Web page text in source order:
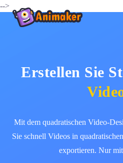
-->
Erstellen Sie
Mit dem quadratischen Video-
Sie schnell Videos in
exportieren. Nur